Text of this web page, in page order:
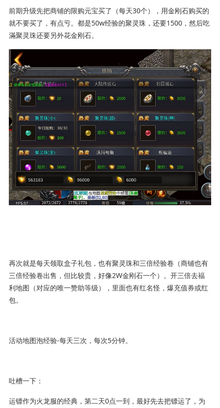
前期升级先把商铺的限购元宝买了（每天30个），用金刚石购买的
就不要买了，有点亏。都是50w经验的聚灵珠，还要1500，然后吃
滿聚灵珠还要另外花金刚石。
再次就是每天领取盒子礼包，也有聚灵珠和三倍经验卷（商铺也有
三倍经验卷出售，但比较贵，好像2W金刚石一个）。开三倍去福
利地图（对应的唯一赞助等级），里面也有红名怪，爆充值券或红
包。
活动地图泡经验-每天三次，每次5分钟。
吐槽一下：
运镖作为火龙服的经典，第二天0点一到，最好先去把镖运了，为